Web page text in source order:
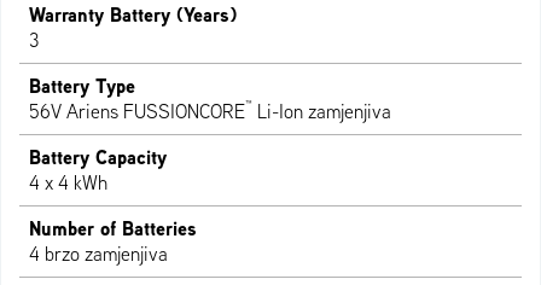
Warranty Battery (Years)
3
Battery Type
56V Ariens FUSSIONCORE™ Li-Ion zamjenjiva
Battery Capacity
4 x 4 kWh
Number of Batteries
4 brzo zamjenjiva